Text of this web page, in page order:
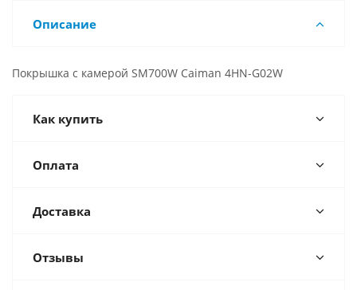
Описание
Покрышка с камерой SM700W Caiman 4HN-G02W
Как купить
Оплата
Доставка
Отзывы